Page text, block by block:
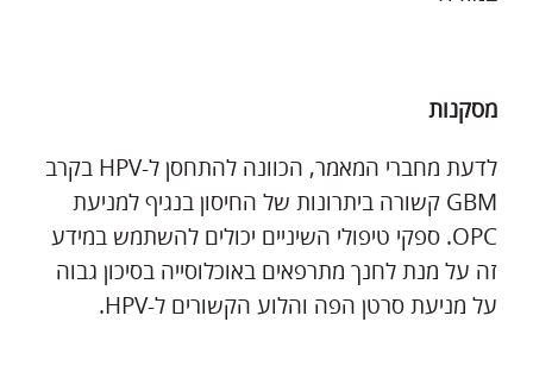
מסקנות
לדעת מחברי המאמר, הכוונה להתחסן ל-HPV בקרב
GBM קשורה ביתרונות של החיסון בנגיף למניעת
OPC. ספקי טיפולי השיניים יכולים להשתמש במידע
זה על מנת לחנך מתרפאים באוכלוסייה בסיכון גבוה
על מניעת סרטן הפה והלוע הקשורים ל-HPV.